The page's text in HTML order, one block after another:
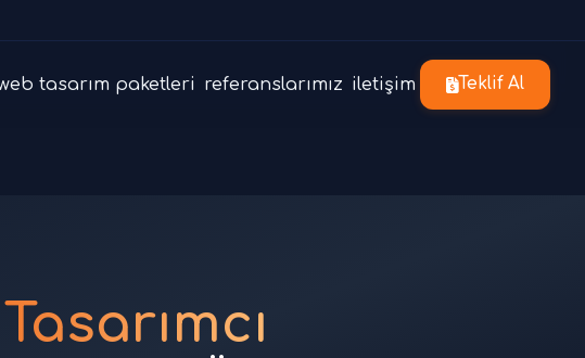
tasarım paketleri referanslarımız iletişim Teklif Al